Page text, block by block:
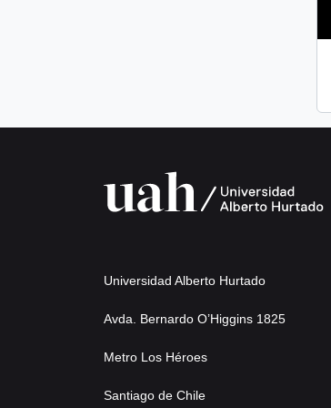
Universidad Alberto Hurtado
Avda. Bernardo O’Higgins 1825
Metro Los Héroes
Santiago de Chile